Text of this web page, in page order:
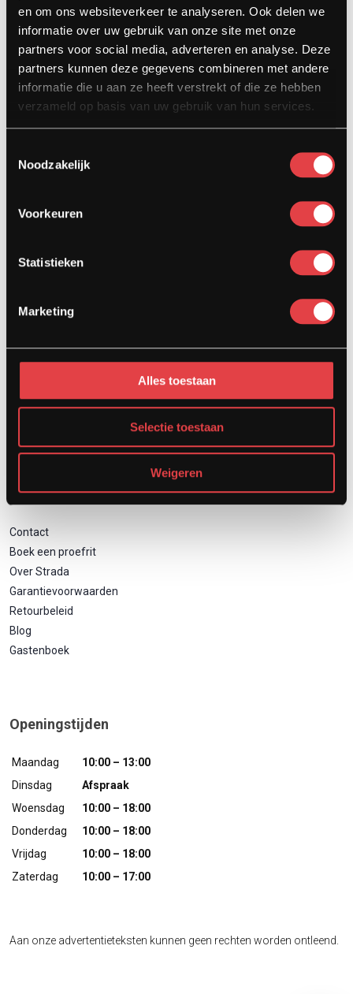
en om ons websiteverkeer te analyseren. Ook delen we
informatie over uw gebruik van onze site met onze
partners voor social media, adverteren en analyse. Deze
partners kunnen deze gegevens combineren met andere
informatie die u aan ze heeft verstrekt of die ze hebben
verzameld op basis van uw gebruik van hun services.
Noodzakelijk
Voorkeuren
Statistieken
Marketing
Alles toestaan
Selectie toestaan
Weigeren
5104 HN Dongen
info@stradamotoren.nl
0162 782532
Whatsapp
Diensten
Afspraak showroom
Motor inruilen
Verzekeren
Direct naar
Contact
Boek een proefrit
Over Strada
Garantievoorwaarden
Retourbeleid
Blog
Gastenboek
Openingstijden
Maandag
10:00 – 13:00
Dinsdag
Afspraak
Woensdag
10:00 – 18:00
Donderdag
10:00 – 18:00
Vrijdag
10:00 – 18:00
Zaterdag
10:00 – 17:00
Aan onze advertentieteksten kunnen geen rechten worden ontleend.